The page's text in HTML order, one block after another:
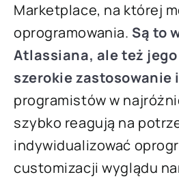
Marketplace, na której
oprogramowania. Są to
Atlassiana, ale też
szerokie zastosowanie
programistów w
szybko reagują na
indywidualizować
customizacji wyglądu